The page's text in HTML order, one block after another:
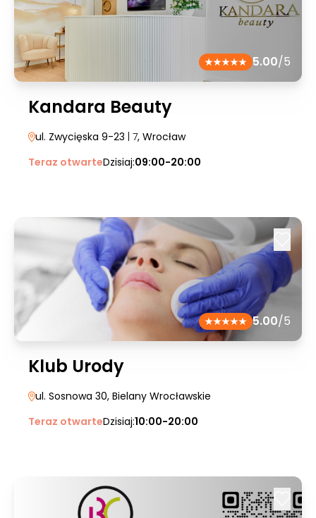
5.00/5
Kandara Beauty
ul. Zwycięska 9-23 | 7, Wrocław
Teraz otwarteDzisiaj:09:00-20:00
5.00/5
Klub Urody
ul. Sosnowa 30, Bielany Wrocławskie
Teraz otwarteDzisiaj:10:00-20:00